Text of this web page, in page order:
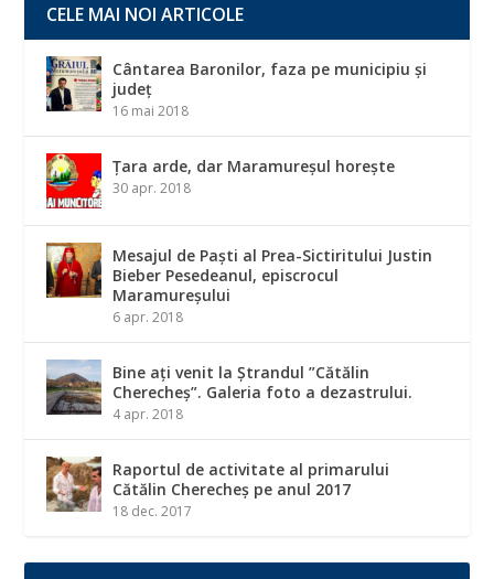
CELE MAI NOI ARTICOLE
Cântarea Baronilor, faza pe municipiu și
județ
16 mai 2018
Țara arde, dar Maramureșul horește
30 apr. 2018
Mesajul de Paști al Prea-Sictiritului Justin
Bieber Pesedeanul, episcrocul
Maramureșului
6 apr. 2018
Bine ați venit la Ștrandul ”Cătălin
Cherecheș”. Galeria foto a dezastrului.
4 apr. 2018
Raportul de activitate al primarului
Cătălin Cherecheș pe anul 2017
18 dec. 2017